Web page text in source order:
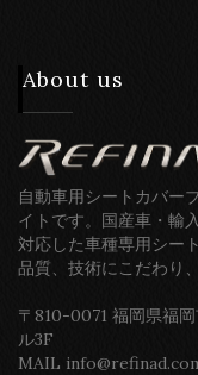
About us
自動車用シートカバー
イトです。国産車・輸
対応した車種専用シー
品質、技術にこだわり
〒810-0071 福岡県福
ル3F
MAIL